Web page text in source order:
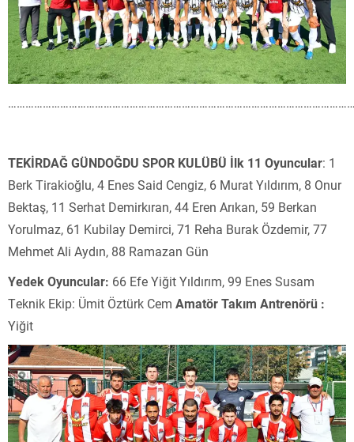
TEKİRDAĞ GÜNDOĞDU SPOR KULÜBÜ İlk 11 Oyuncular: 1
Berk Tirakioğlu, 4 Enes Said Cengiz, 6 Murat Yıldırım, 8 Onur
Bektaş, 11 Serhat Demirkıran, 44 Eren Arıkan, 59 Berkan
Yorulmaz, 61 Kubilay Demirci, 71 Reha Burak Özdemir, 77
Mehmet Ali Aydın, 88 Ramazan Gün
Yedek Oyuncular: 66 Efe Yiğit Yıldırım, 99 Enes Susam
Teknik Ekip: Ümit Öztürk Cem Amatör Takım Antrenörü :
Yiğit